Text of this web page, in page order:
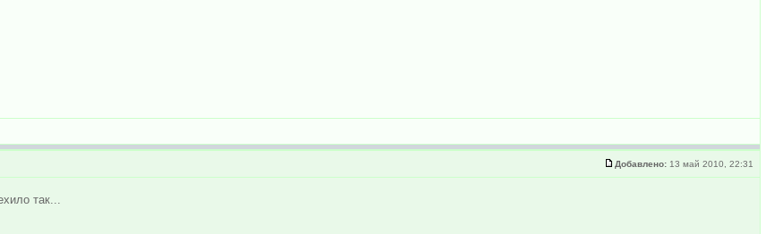
Добавлено: 13 май 2010, 22:31
так...